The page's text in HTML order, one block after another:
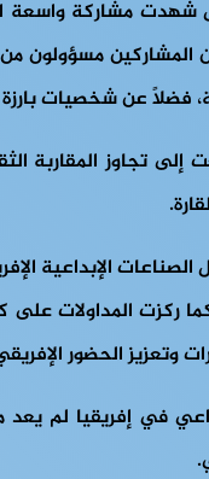
شهدت مشاركة
فضلاً عن شخصيات
المقاربة
الإبداعية
ركزت المداولات
الحضور
في إفريقيا لم يعد